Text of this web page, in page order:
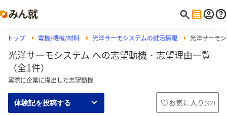
トップ 電機/機械/材料 光洋サーモシステムの就活情報 光洋サーモ
光洋サーモシステム への志望動機・志望理由一覧
（全1件）
実際に企業に提出した志望動機
体験記を投稿する お気に入り (92)